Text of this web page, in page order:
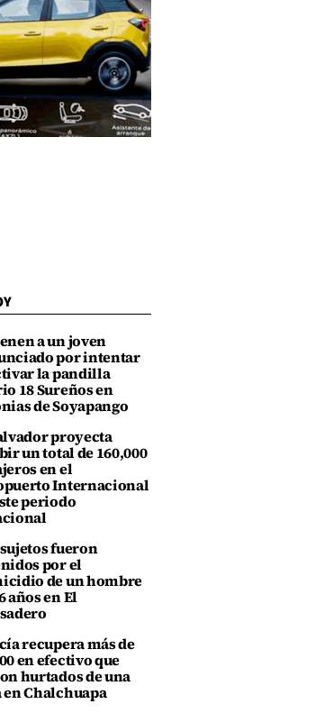
a un joven
por intentar
la pandilla
18 Sureños en
de Soyapango
proyecta
un total de 160,000
en el
Internacional
periodo
fueron
por el
de un hombre
años en El
recupera más de
en efectivo que
hurtados de una
en Chalchuapa